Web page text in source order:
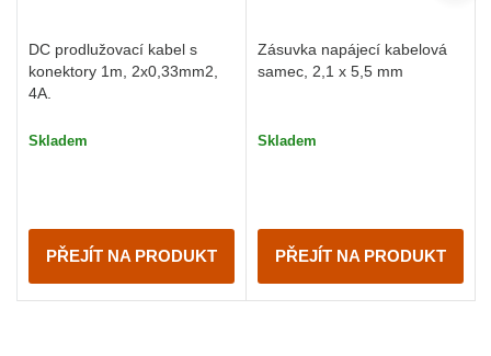
DC prodlužovací kabel s
konektory 1m, 2x0,33mm2,
4A.
Skladem
PŘEJÍT NA PRODUKT
Zásuvka napájecí kabelová
samec, 2,1 x 5,5 mm
Skladem
PŘEJÍT NA PRODUKT